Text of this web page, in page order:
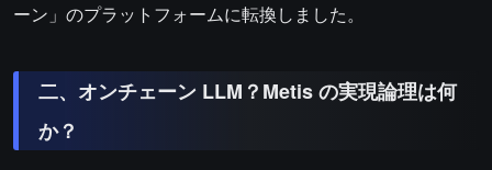
ーン」のプラットフォームに転換しました。
二、オンチェーン LLM？Metis の実現論理は何
か？